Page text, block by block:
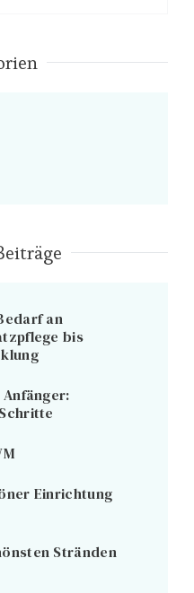
an
bis
Einrichtung
Stränden